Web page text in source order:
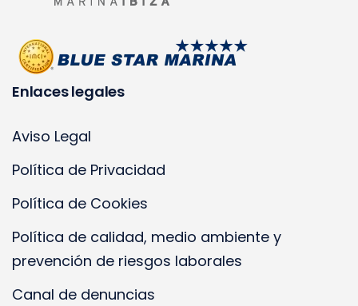
Enlaces legales
Aviso Legal
Política de Privacidad
Política de Cookies
Política de calidad, medio ambiente y
prevención de riesgos laborales
Canal de denuncias